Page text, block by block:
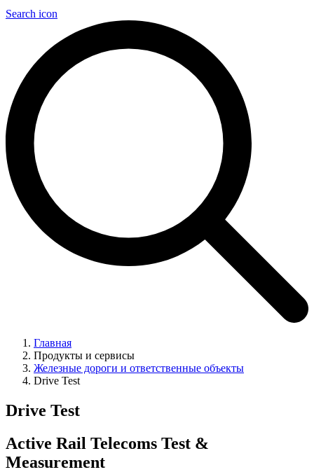
Search icon
Главная
Продукты и сервисы
Железные дороги и ответственные объекты
Drive Test
Drive Test
Active Rail Telecoms Test &
Measurement